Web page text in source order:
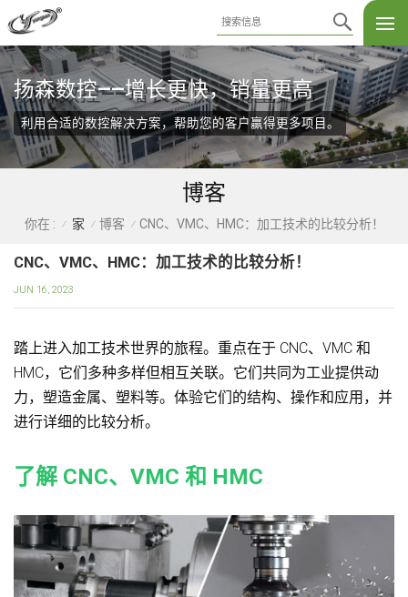
扬森数控——增长更快，销量更高
利用合适的数控解决方案，帮助您的客户赢得更多项目。
博客
你在 : / 家 / 博客 / CNC、VMC、HMC：加工技术的比较分析！
CNC、VMC、HMC：加工技术的比较分析！
JUN 16, 2023
踏上进入加工技术世界的旅程。重点在于 CNC、VMC 和
HMC，它们多种多样但相互关联。它们共同为工业提供动
力，塑造金属、塑料等。体验它们的结构、操作和应用，并
进行详细的比较分析。
了解 CNC、VMC 和 HMC